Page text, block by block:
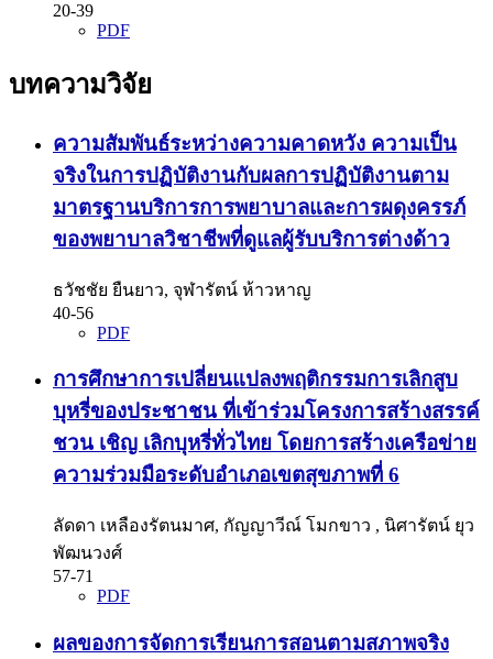
20-39
PDF
บทความวิจัย
ความสัมพันธ์ระหว่างความคาดหวัง ความเป็น
จริงในการปฏิบัติงานกับผลการปฏิบัติงานตาม
มาตรฐานบริการการพยาบาลและการผดุงครรภ์
ของพยาบาลวิชาชีพที่ดูแลผู้รับบริการต่างด้าว
ธวัชชัย ยืนยาว, จุฬารัตน์ ห้าวหาญ
40-56
PDF
การศึกษาการเปลี่ยนแปลงพฤติกรรมการเลิกสูบ
บุหรี่ของประชาชน ที่เข้าร่วมโครงการสร้างสรรค์
ชวน เชิญ เลิกบุหรี่ทั่วไทย โดยการสร้างเครือข่าย
ความร่วมมือระดับอำเภอเขตสุขภาพที่ 6
ลัดดา เหลืองรัตนมาศ, กัญญาวีณ์ โมกขาว , นิศารัตน์ ยุว
พัฒนวงศ์
57-71
PDF
ผลของการจัดการเรียนการสอนตามสภาพจริง